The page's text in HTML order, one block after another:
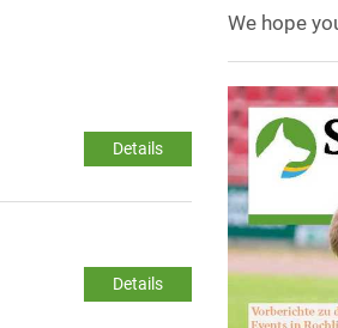
Details
Details
We hope